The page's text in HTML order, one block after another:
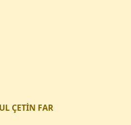
ÇETİN FAR